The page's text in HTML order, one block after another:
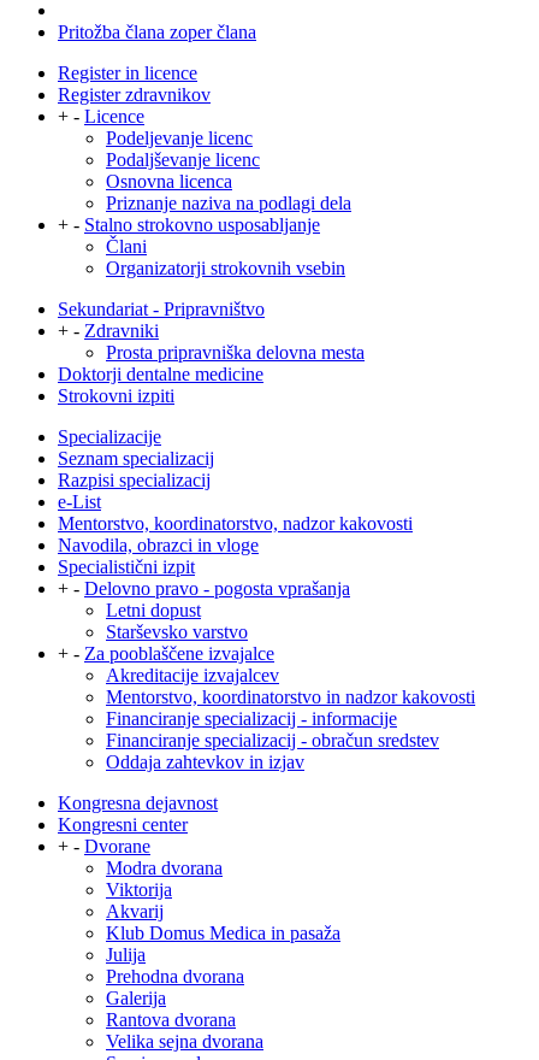
Pritožba člana zoper člana
Register in licence
Register zdravnikov
+ - Licence
Podeljevanje licenc
Podaljševanje licenc
Osnovna licenca
Priznanje naziva na podlagi dela
+ - Stalno strokovno usposabljanje
Člani
Organizatorji strokovnih vsebin
Sekundariat - Pripravništvo
+ - Zdravniki
Prosta pripravniška delovna mesta
Doktorji dentalne medicine
Strokovni izpiti
Specializacije
Seznam specializacij
Razpisi specializacij
e-List
Mentorstvo, koordinatorstvo, nadzor kakovosti
Navodila, obrazci in vloge
Specialistični izpit
+ - Delovno pravo - pogosta vprašanja
Letni dopust
Starševsko varstvo
+ - Za pooblaščene izvajalce
Akreditacije izvajalcev
Mentorstvo, koordinatorstvo in nadzor kakovosti
Financiranje specializacij - informacije
Financiranje specializacij - obračun sredstev
Oddaja zahtevkov in izjav
Kongresna dejavnost
Kongresni center
+ - Dvorane
Modra dvorana
Viktorija
Akvarij
Klub Domus Medica in pasaža
Julija
Prehodna dvorana
Galerija
Rantova dvorana
Velika sejna dvorana